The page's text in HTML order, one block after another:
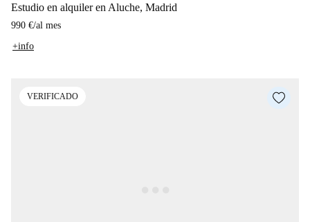
Estudio en alquiler en Aluche, Madrid
990 €/al mes
+info
VERIFICADO